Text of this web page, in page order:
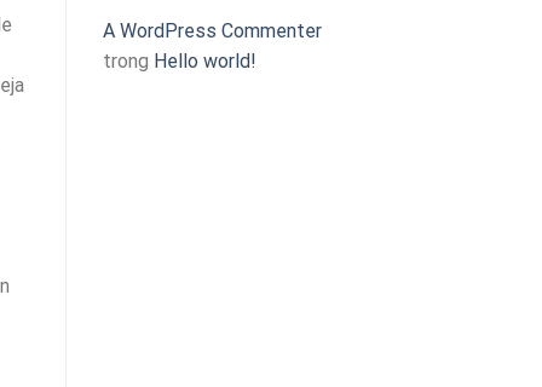
A WordPress Commenter
trong Hello world!